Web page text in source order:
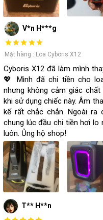
Cyboris X12 đã làm mình
💖 Mình đã chi tiền cho
nhưng không cảm giác
khi sử dụng chiếc này. Âm
kế rất chắc chắn. Ngoài ra
chung lúc đầu chi tiền hơi lo
luôn. Ủng hộ shop!
V*n H***g
Mặt hàng : Loa Cyboris X12
T** H**n